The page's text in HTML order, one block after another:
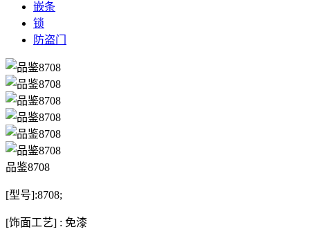
嵌条
锁
防盗门
品鉴8708
[型号]:8708;
[饰面工艺] : 免漆